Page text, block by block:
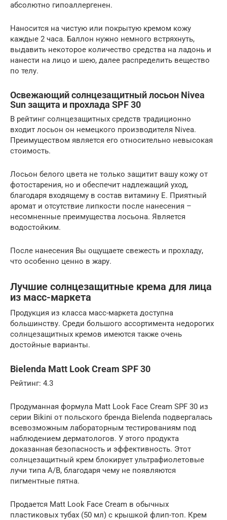
абсолютно гипоаллергенен.
Наносится на чистую или покрытую кремом кожу
каждые 2 часа. Баллон нужно немного встряхнуть,
выдавить некоторое количество средства на ладонь и
нанести на лицо и шею, далее распределить вещество
по телу.
Освежающий солнцезащитный лосьон Nivea
Sun защита и прохлада SPF 30
В рейтинг солнцезащитных средств традиционно
входит лосьон он немецкого производителя Nivea.
Преимуществом является его относительно невысокая
стоимость.
Лосьон белого цвета не только защитит вашу кожу от
фотостарения, но и обеспечит надлежащий уход,
благодаря входящему в состав витамину Е. Приятный
аромат и отсутствие липкости после нанесения –
несомненные преимущества лосьона. Является
водостойким.
После нанесения Вы ощущаете свежесть и прохладу,
что особенно ценно в жару.
Лучшие солнцезащитные крема для лица
из масс-маркета
Продукция из класса масс-маркета доступна
большинству. Среди большого ассортимента недорогих
солнцезащитных кремов имеются также очень
достойные варианты.
Bielenda Matt Look Cream SPF 30
Рейтинг: 4.3
Продуманная формула Matt Look Face Cream SPF 30 из
серии Bikini от польского бренда Bielenda подвергалась
всевозможным лабораторным тестированиям под
наблюдением дерматологов. У этого продукта
доказанная безопасность и эффективность. Этот
солнцезащитный крем блокирует ультрафиолетовые
лучи типа А/В, благодаря чему не появляются
пигментные пятна.
Продается Matt Look Face Cream в обычных
пластиковых тубах (50 мл) с крышкой флип-топ. Крем